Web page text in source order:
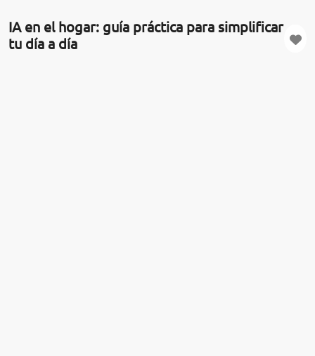
IA en el hogar: guía práctica para simplificar
tu día a día